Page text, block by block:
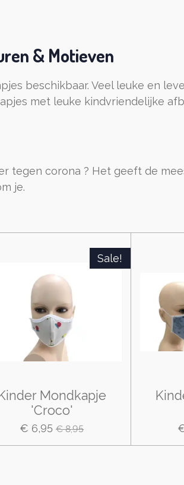
& Motieven
beschikbaar. Veel leuke en
met leuke kindvriendelijke
tegen corona ? Het geeft de
je.
Sale!
Mondkapje
'Croco'
€ 6,95 € 8,95